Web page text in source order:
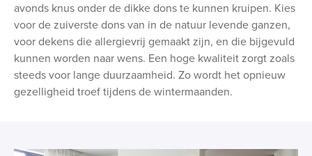
avonds knus onder de dikke dons te kunnen kruipen. Kies
voor de zuiverste dons van in de natuur levende ganzen,
voor dekens die allergievrij gemaakt zijn, en die bijgevuld
kunnen worden naar wens. Een hoge kwaliteit zorgt zoals
steeds voor lange duurzaamheid. Zo wordt het opnieuw
gezelligheid troef tijdens de wintermaanden.